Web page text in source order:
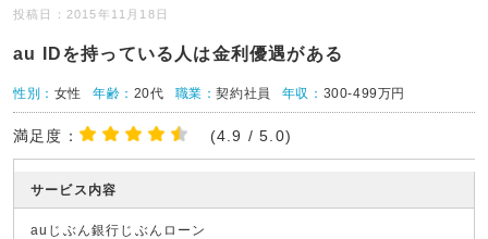
投稿日：2015年11月18日
au IDを持っている人は金利優遇がある
性別： 女性 年齢： 20代 職業：契約社員 年収： 300-499万円
満足度： (4.9 / 5.0)
サービス内容
auじぶん銀行じぶんローン